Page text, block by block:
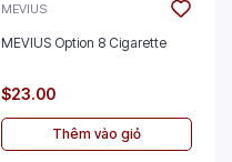
MEVIUS
MEVIUS Option 8 Cigarette
$23.00
Thêm vào giỏ